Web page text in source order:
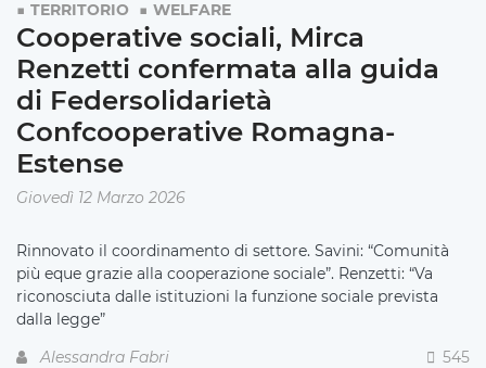
TERRITORIO WELFARE
Cooperative sociali, Mirca
Renzetti confermata alla guida
di Federsolidarietà
Confcooperative Romagna-
Estense
Giovedì 12 Marzo 2026
Rinnovato il coordinamento di settore. Savini: “Comunità
più eque grazie alla cooperazione sociale”. Renzetti: “Va
riconosciuta dalle istituzioni la funzione sociale prevista
dalla legge”
Alessandra Fabri
545